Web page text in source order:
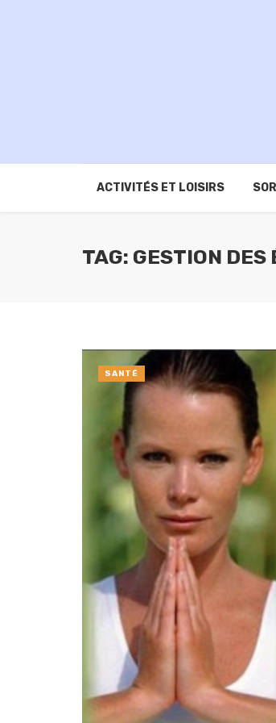
ACTIVITÉS ET LOISIRS
TAG: GESTION DES
SANTÉ